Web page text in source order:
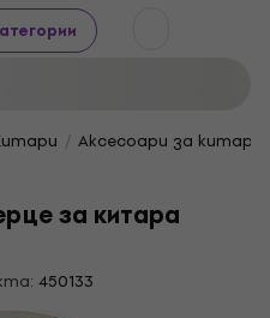
Аксесоари за китара
за китара
450133